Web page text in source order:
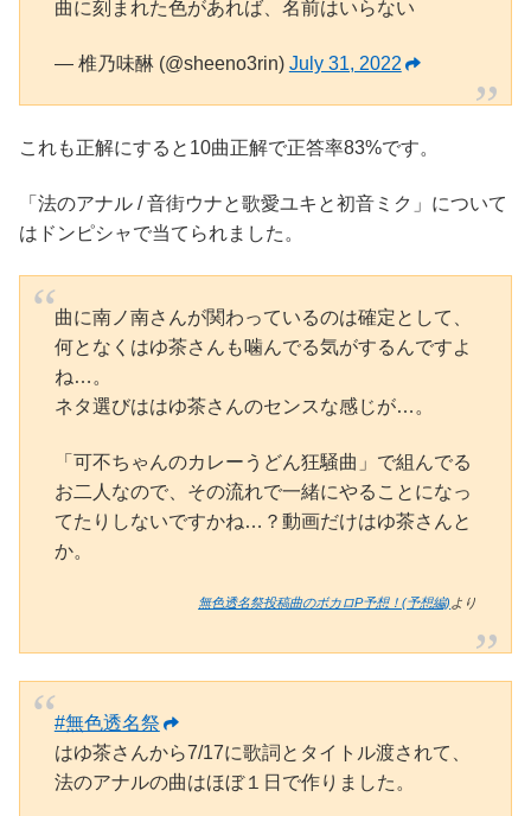
曲に刻まれた色があれば、名前はいらない
— 椎乃味醂 (@sheeno3rin) July 31, 2022
これも正解にすると10曲正解で正答率83%です。
「法のアナル / 音街ウナと歌愛ユキと初音ミク」について
はドンピシャで当てられました。
曲に南ノ南さんが関わっているのは確定として、
何となくはゆ茶さんも噛んでる気がするんですよ
ね…。
ネタ選びははゆ茶さんのセンスな感じが…。
「可不ちゃんのカレーうどん狂騒曲」で組んでる
お二人なので、その流れで一緒にやることになっ
てたりしないですかね…？動画だけはゆ茶さんと
か。
無色透名祭投稿曲のボカロP予想！(予想編) より
#無色透名祭
はゆ茶さんから7/17に歌詞とタイトル渡されて、
法のアナルの曲はほぼ１日で作りました。